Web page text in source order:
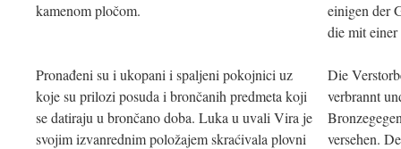
kamenom pločom.
einigen der
die mit
Pronađeni su i ukopani i spaljeni pokojnici uz
koje su prilozi posuda i brončanih predmeta koji
se datiraju u brončano doba. Luka u uvali Vira je
svojim izvanrednim položajem skraćivala plovni
Die
verbrannt
versehen.